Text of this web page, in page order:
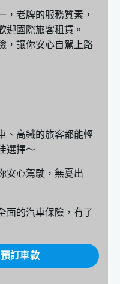
，老牌的服務質素，
迎國際旅客租賃。
，讓你安心自駕上路
、高鐵的旅客都能輕
選擇～
安心駕駛，無憂出
面的汽車保險，有了
訂車款